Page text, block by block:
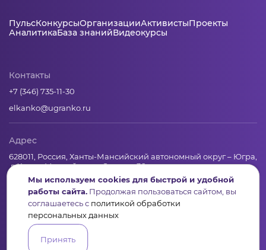
ПульсКонкурсыОрганизацииАктивистыПроекты
АналитикаБаза знанийВидеокурсы
Контакты
+7 (346) 735-11-30
elkanko@ugranko.ru
Адрес
628011, Россия, Ханты-Мансийский автономный округ – Югра,
г. Ханты-Мансийск, ул. Светлая 36
Юридическая информация
Региональный грантооператор Фонд «Центр гражданских и
социальных инициатив Югры»
Мы используем cookies для быстрой и удобной
работы сайта. Продолжая пользоваться сайтом, вы
соглашаетесь с политикой обработки
персональных данных
Принять